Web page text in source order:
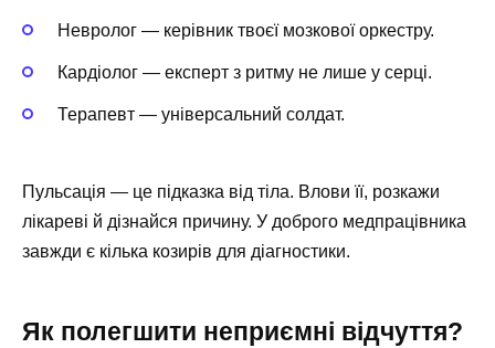
Невролог — керівник твоєї мозкової оркестру.
Кардіолог — експерт з ритму не лише у серці.
Терапевт — універсальний солдат.
Пульсація — це підказка від тіла. Влови її, розкажи
лікареві й дізнайся причину. У доброго медпрацівника
завжди є кілька козирів для діагностики.
Як полегшити неприємні відчуття?